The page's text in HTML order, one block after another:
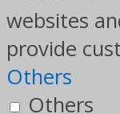
websites
provide
Others
Others